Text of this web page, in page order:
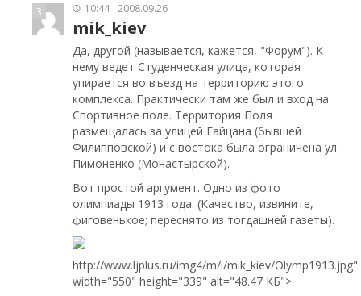
3 10:44 2008.09.26
mik_kiev
Да, другой (называется, кажется, "Форум"). К
нему ведет Студенческая улица, которая
упирается во въезд на территорию этого
комплекса. Практически там же был и вход на
Спортивное поле. Территория Поля
размещалась за улицей Гайцана (бывшей
Филипповской) и с востока была ограничена ул.
Пимоненко (Монастырской).
Вот простой аргумент. Одно из фото
олимпиады 1913 года. (Качество, извините,
фиговенькое; переснято из тогдашней газеты).
http://www.ljplus.ru/img4/m/i/mik_kiev/Olymp1913.jpg"
width="550" height="339" alt="48.47 КБ">